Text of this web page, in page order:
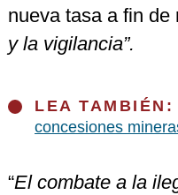
nueva tasa a fin de
y la vigilancia”.
LEA TAMBIÉN:
concesiones
“El combate a la